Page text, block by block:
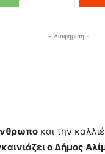
- Διαφήμιση -
και την
ο Δήμος